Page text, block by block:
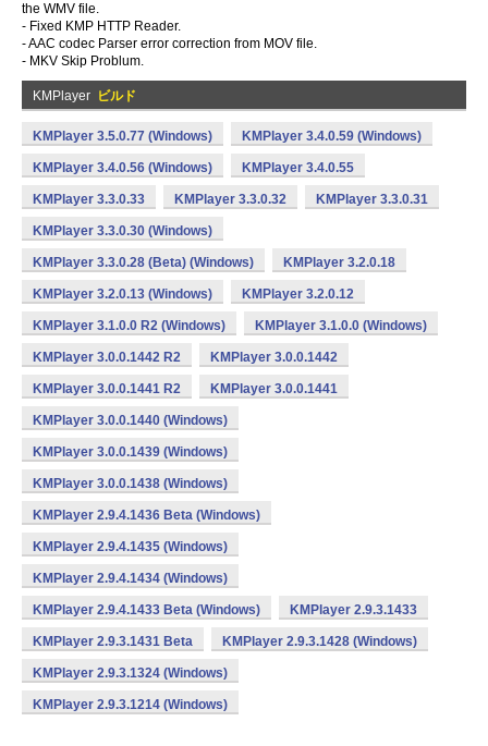
the WMV file.
- Fixed KMP HTTP Reader.
- AAC codec Parser error correction from MOV file.
- MKV Skip Problum.
KMPlayer ビルド
KMPlayer 3.5.0.77 (Windows) KMPlayer 3.4.0.59 (Windows)
KMPlayer 3.4.0.56 (Windows) KMPlayer 3.4.0.55
KMPlayer 3.3.0.33 KMPlayer 3.3.0.32 KMPlayer 3.3.0.31
KMPlayer 3.3.0.30 (Windows)
KMPlayer 3.3.0.28 (Beta) (Windows) KMPlayer 3.2.0.18
KMPlayer 3.2.0.13 (Windows) KMPlayer 3.2.0.12
KMPlayer 3.1.0.0 R2 (Windows) KMPlayer 3.1.0.0 (Windows)
KMPlayer 3.0.0.1442 R2 KMPlayer 3.0.0.1442
KMPlayer 3.0.0.1441 R2 KMPlayer 3.0.0.1441
KMPlayer 3.0.0.1440 (Windows)
KMPlayer 3.0.0.1439 (Windows)
KMPlayer 3.0.0.1438 (Windows)
KMPlayer 2.9.4.1436 Beta (Windows)
KMPlayer 2.9.4.1435 (Windows)
KMPlayer 2.9.4.1434 (Windows)
KMPlayer 2.9.4.1433 Beta (Windows) KMPlayer 2.9.3.1433
KMPlayer 2.9.3.1431 Beta KMPlayer 2.9.3.1428 (Windows)
KMPlayer 2.9.3.1324 (Windows)
KMPlayer 2.9.3.1214 (Windows)